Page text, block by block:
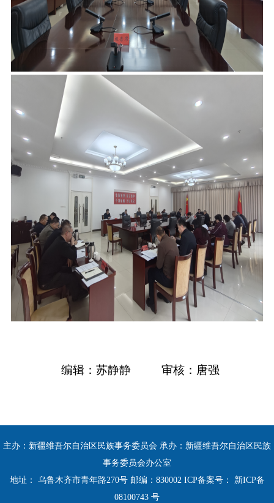
编辑：苏静静 审核：唐强
主办：新疆维吾尔自治区民族事务委员会 承办：新疆维吾尔自治区民族
事务委员会办公室
地址： 乌鲁木齐市青年路270号 邮编：830002 ICP备案号： 新ICP备
08100743 号